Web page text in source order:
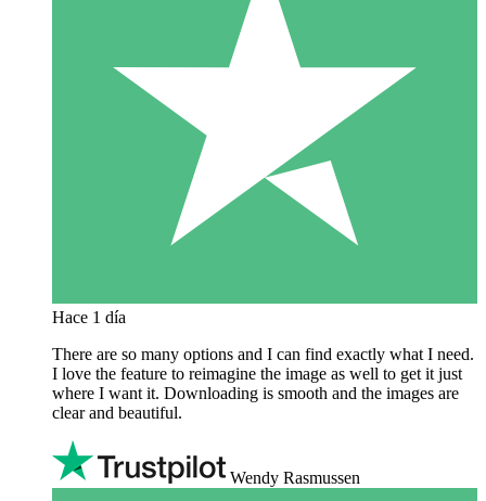
Hace 1 día
There are so many options and I can find exactly what I need.
I love the feature to reimagine the image as well to get it just
where I want it. Downloading is smooth and the images are
clear and beautiful.
Wendy Rasmussen